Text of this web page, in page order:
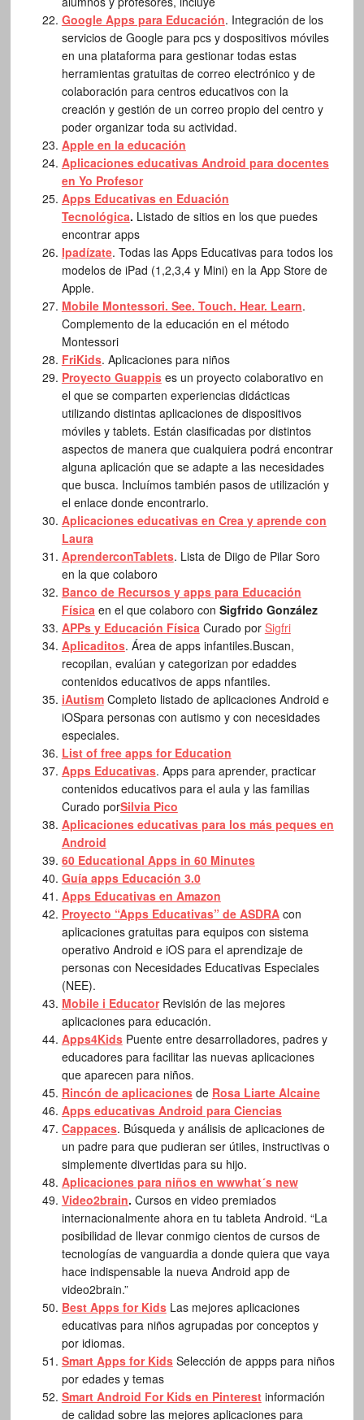
Google Apps para Educación. Integración de los
servicios de Google para pcs y dospositivos móviles
en una plataforma para gestionar todas estas
herramientas gratuitas de correo electrónico y de
colaboración para centros educativos con la
creación y gestión de un correo propio del centro y
poder organizar toda su actividad.
Apple en la educación
Aplicaciones educativas Android para docentes
en Yo Profesor
Apps Educativas en Eduación
Tecnológica. Listado de sitios en los que puedes
encontrar apps
Ipadízate. Todas las Apps Educativas para todos los
modelos de iPad (1,2,3,4 y Mini) en la App Store de
Apple.
Mobile Montessori. See. Touch. Hear. Learn.
Complemento de la educación en el método
Montessori
FriKids. Aplicaciones para niños
Proyecto Guappises un proyecto colaborativo en
el que se comparten experiencias didácticas
utilizando distintas aplicaciones de dispositivos
móviles y tablets. Están clasificadas por distintos
aspectos de manera que cualquiera podrá encontrar
alguna aplicación que se adapte a las necesidades
que busca. Incluímos también pasos de utilización y
el enlace donde encontrarlo.
Aplicaciones educativas en Crea y aprende con
Laura
AprenderconTablets. Lista de Diigo de Pilar Soro
en la que colaboro
Banco de Recursos y apps para Educación
Físicaen el que colaboro con Sigfrido González
APPs y Educación FísicaCurado por Sigfri
Aplicaditos. Área de apps infantiles.Buscan,
recopilan, evalúan y categorizan por edaddes
contenidos educativos de apps nfantiles.
iAutismCompleto listado de aplicaciones Android e
iOSpara personas con autismo y con necesidades
especiales.
List of free apps for Education
Apps Educativas. Apps para aprender, practicar
contenidos educativos para el aula y las familias
Curado porSilvia Pico
Aplicaciones educativas para los más peques en
Android
60 Educational Apps in 60 Minutes
Guía apps Educación 3.0
Apps Educativas en Amazon
Proyecto “Apps Educativas” de ASDRAcon
aplicaciones gratuitas para equipos con sistema
operativo Android e iOS para el aprendizaje de
personas con Necesidades Educativas Especiales
(NEE).
Mobile i EducatorRevisión de las mejores
aplicaciones para educación.
Apps4KidsPuente entre desarrolladores, padres y
educadores para facilitar las nuevas aplicaciones
que aparecen para niños.
Rincón de aplicacionesde Rosa Liarte Alcaine
Apps educativas Android para Ciencias
Cappaces. Búsqueda y análisis de aplicaciones de
un padre para que pudieran ser útiles, instructivas o
simplemente divertidas para su hijo.
Aplicaciones para niños en wwwhat´s new
Video2brain. Cursos en video premiados
internacionalmente ahora en tu tableta Android. “La
posibilidad de llevar conmigo cientos de cursos de
tecnologías de vanguardia a donde quiera que vaya
hace indispensable la nueva Android app de
video2brain.”
Best Apps for KidsLas mejores aplicaciones
educativas para niños agrupadas por conceptos y
por idiomas.
Smart Apps for KidsSelección de appps para niños
por edades y temas
Smart Android For Kids en Pinterestinformación
de calidad sobre las mejores aplicaciones para